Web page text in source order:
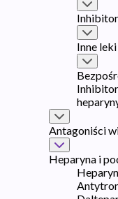
Inne
Antagoniści
Heparyna i